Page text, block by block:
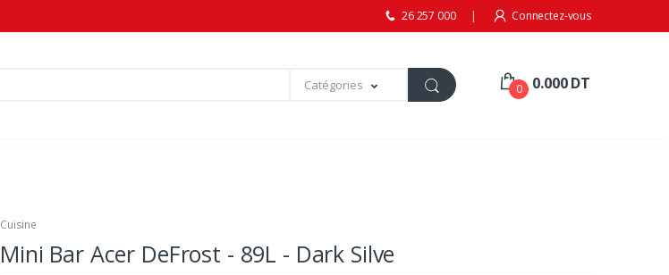
26 257 000 Connectez-vous
Catégories 0 0.000 DT
Cuisine
Mini Bar Acer DeFrost - 89L - Dark Silve